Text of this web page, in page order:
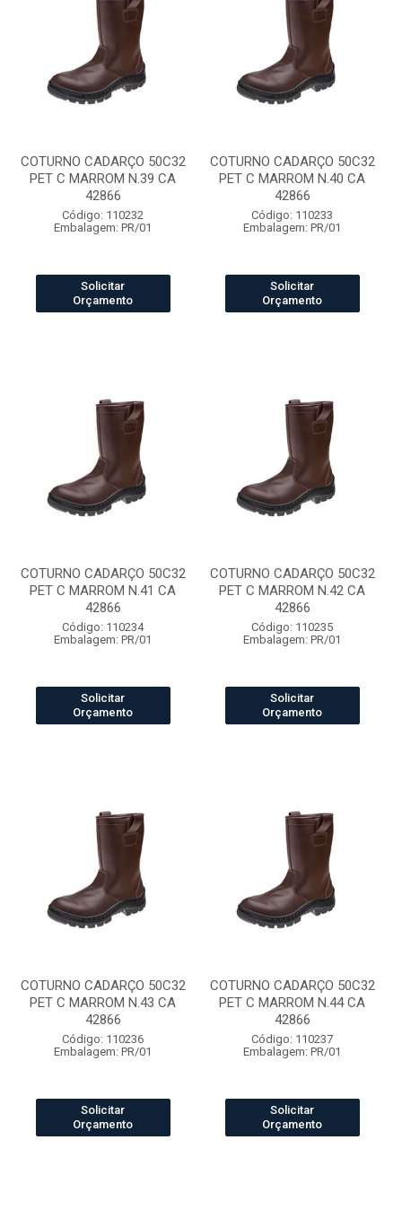
COTURNO CADARÇO 50C32
PET C MARROM N.39 CA
42866
Código: 110232
Embalagem: PR/01
Solicitar
Orçamento
COTURNO CADARÇO 50C32
PET C MARROM N.40 CA
42866
Código: 110233
Embalagem: PR/01
Solicitar
Orçamento
COTURNO CADARÇO 50C32
PET C MARROM N.41 CA
42866
Código: 110234
Embalagem: PR/01
Solicitar
Orçamento
COTURNO CADARÇO 50C32
PET C MARROM N.42 CA
42866
Código: 110235
Embalagem: PR/01
Solicitar
Orçamento
COTURNO CADARÇO 50C32
PET C MARROM N.43 CA
42866
Código: 110236
Embalagem: PR/01
Solicitar
Orçamento
COTURNO CADARÇO 50C32
PET C MARROM N.44 CA
42866
Código: 110237
Embalagem: PR/01
Solicitar
Orçamento